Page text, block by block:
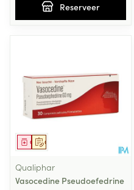
Reserveer
Op voorschrift
Geneesmiddel
Qualiphar
Vasocedine Pseudoefedrine